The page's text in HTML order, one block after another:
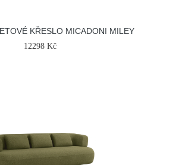
KŘESLO MICADONI MILEY
12298 Kč